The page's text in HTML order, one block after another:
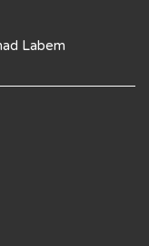
Labem